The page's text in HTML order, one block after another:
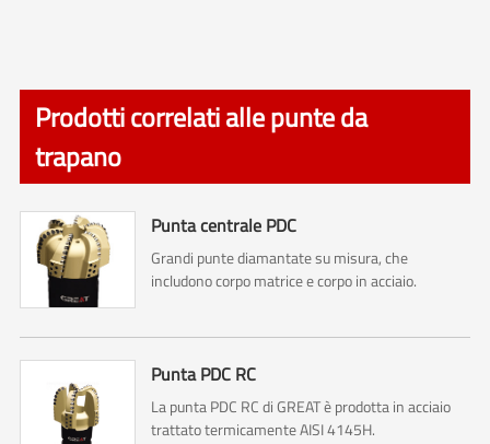
Prodotti correlati alle punte da
trapano
Punta centrale PDC
Grandi punte diamantate su misura, che
includono corpo matrice e corpo in acciaio.
Punta PDC RC
La punta PDC RC di GREAT è prodotta in acciaio
trattato termicamente AISI 4145H.